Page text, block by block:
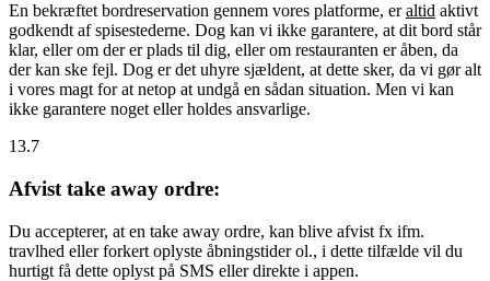
En bekræftet bordreservation gennem vores platforme, eraltid aktivt
godkendt af spisestederne. Dog kan vi ikke garantere, at dit bord står
klar, eller om der er plads til dig, eller om restauranten er åben, da
der kan ske fejl. Dog er det uhyre sjældent, at dette sker, da vi gør alt
i vores magt for at netop at undgå en sådan situation. Men vi kan
ikke garantere noget eller holdes ansvarlige.
13.7
Afvist take away ordre:
Du accepterer, at en take away ordre, kan blive afvist fx ifm.
travlhed eller forkert oplyste åbningstider ol., i dette tilfælde vil du
hurtigt få dette oplyst på SMS eller direkte i appen.